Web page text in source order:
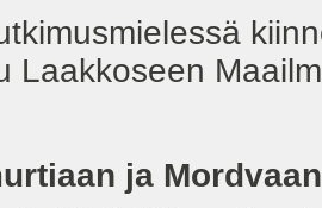
Laakkoseen
ja